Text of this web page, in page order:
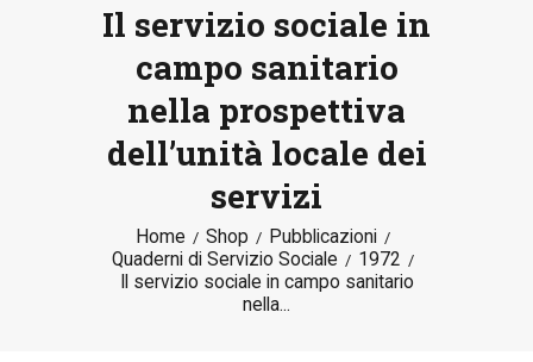
Il servizio sociale in
campo sanitario
nella prospettiva
dell’unità locale dei
servizi
Home Shop
Pubblicazioni
Quaderni di Servizio Sociale
1972
Il servizio sociale in campo sanitario
nella...
HOME
LA FONDAZIONE
ATTIVITÀ E PROGETTI
NEWS
DONA ORA